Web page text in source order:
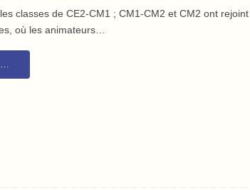
classes de CE2-CM1 ; CM1-CM2 et CM2 ont rejoint
où les animateurs…